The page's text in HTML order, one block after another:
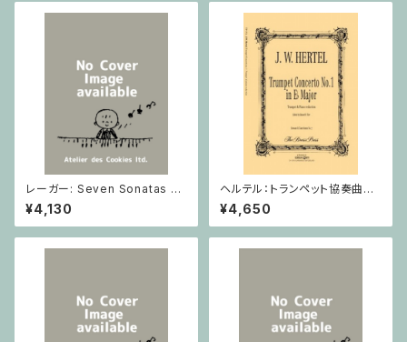
レーガー: Seven Sonatas o
p. 91 Heft 2 / ヴァイオリン
¥4,130
ヘルテル：トランペット協奏曲第1
番 変ホ長調/トランペット・ピア
ノ
¥4,650